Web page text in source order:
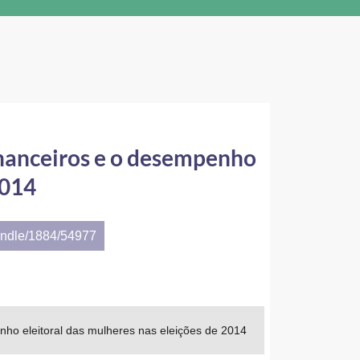
e o desempenho
1884/54977
eleitoral das mulheres nas eleições de 2014